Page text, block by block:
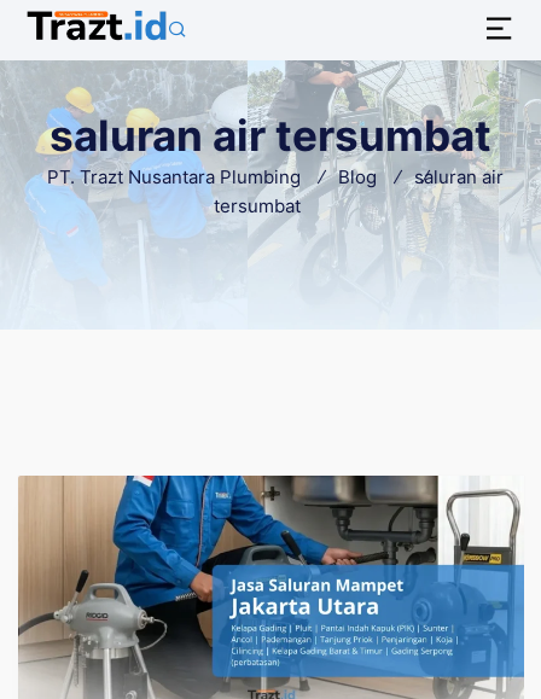
saluran air tersumbat
PT. Trazt Nusantara Plumbing Blog
saluran air
tersumbat